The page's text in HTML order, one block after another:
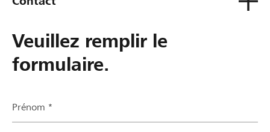
Veuillez remplir le
formulaire.
Prénom *